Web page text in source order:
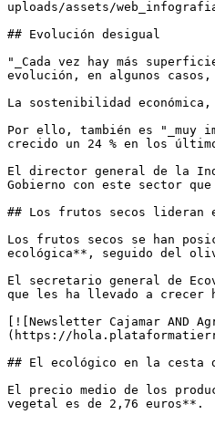
uploads/assets/
## Evolución desigual
"_Cada vez hay más
evolución, en algunos
La sostenibilidad
Por ello, también es "_muy
crecido un 24 % en los
El director general de la
Gobierno con este sector
## Los frutos secos lideran
Los frutos secos se han
ecológica**, seguido del
El secretario general de
que les ha llevado a crecer
[![Newsletter Cajamar AND
(https://
## El ecológico en la cesta
El precio medio de los
vegetal es de 2,76 euros**.